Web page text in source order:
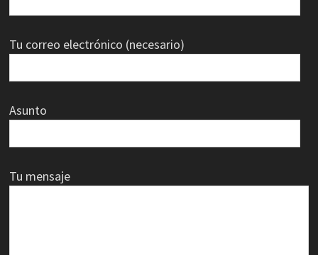
Tu correo electrónico (necesario)
Asunto
Tu mensaje